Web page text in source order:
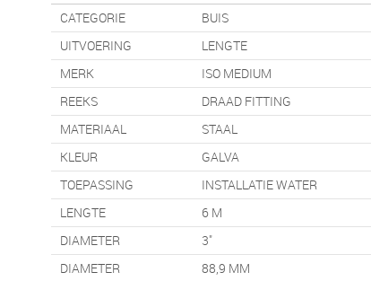
CATEGORIE
BUIS
UITVOERING
LENGTE
MERK
ISO MEDIUM
REEKS
DRAAD FITTING
MATERIAAL
STAAL
KLEUR
GALVA
TOEPASSING
INSTALLATIE WATER
LENGTE
6 M
DIAMETER
3"
DIAMETER
88,9 MM